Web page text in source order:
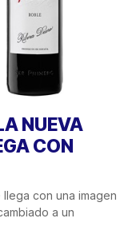
NUEVA
CON
con una imagen
a un